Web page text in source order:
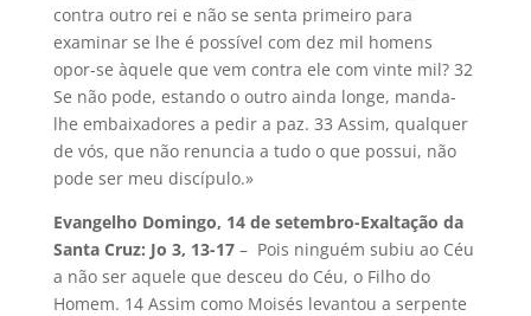
contra outro rei e não se senta primeiro para
examinar se lhe é possível com dez mil homens
opor-se àquele que vem contra ele com vinte mil? 32
Se não pode, estando o outro ainda longe, manda-
lhe embaixadores a pedir a paz. 33 Assim, qualquer
de vós, que não renuncia a tudo o que possui, não
pode ser meu discípulo.»
Evangelho Domingo, 14 de setembro-Exaltação da
Santa Cruz: Jo 3, 13-17– Pois ninguém subiu ao Céu
a não ser aquele que desceu do Céu, o Filho do
Homem. 14 Assim como Moisés levantou a serpente